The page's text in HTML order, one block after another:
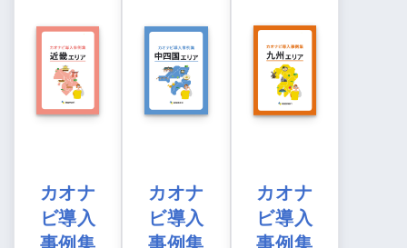
カオナ
ビ導入
事例集
カオナ
ビ導入
事例集
カオナ
ビ導入
事例集